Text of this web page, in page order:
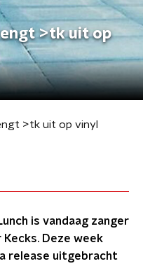
>tk uit op
>tk uit op vinyl
is vandaag zanger
Kecks. Deze week
release uitgebracht